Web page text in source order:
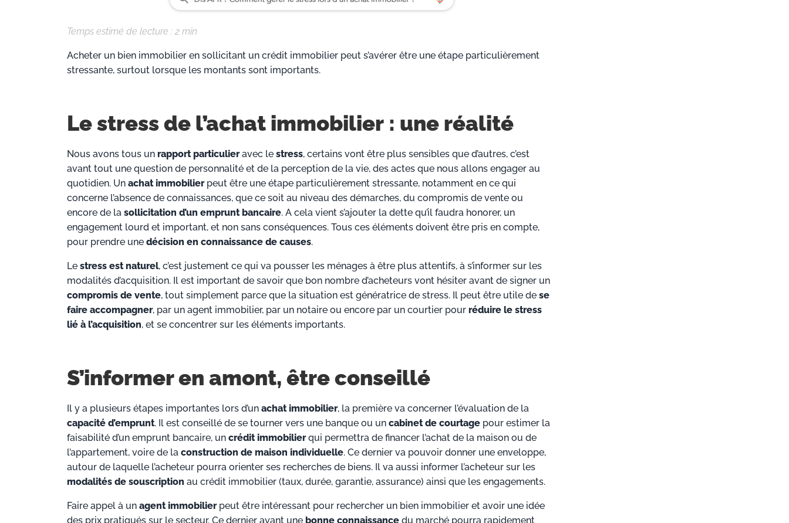
Temps estimé de lecture : 2 min
Acheter un bien immobilier en sollicitant un crédit immobilier peut s’avérer être une étape particulièrement
stressante, surtout lorsque les montants sont importants.
Le stress de l’achat immobilier : une réalité
Nous avons tous un rapport particulieravec le stress, certains vont être plus sensibles que d’autres, c’est
avant tout une question de personnalité et de la perception de la vie, des actes que nous allons engager au
quotidien. Un achat immobilierpeut être une étape particulièrement stressante, notamment en ce qui
concerne l’absence de connaissances, que ce soit au niveau des démarches, du compromis de vente ou
encore de la sollicitation d’un emprunt bancaire. A cela vient s’ajouter la dette qu’il faudra honorer, un
engagement lourd et important, et non sans conséquences. Tous ces éléments doivent être pris en compte,
pour prendre une décision en connaissance de causes.
Le stress est naturel, c’est justement ce qui va pousser les ménages à être plus attentifs, à s’informer sur les
modalités d’acquisition. Il est important de savoir que bon nombre d’acheteurs vont hésiter avant de signer un
compromis de vente, tout simplement parce que la situation est génératrice de stress. Il peut être utile de se
faire accompagner, par un agent immobilier, par un notaire ou encore par un courtier pour réduire le stress
lié à l’acquisition, et se concentrer sur les éléments importants.
S’informer en amont, être conseillé
Il y a plusieurs étapes importantes lors d’un achat immobilier, la première va concerner l’évaluation de la
capacité d’emprunt. Il est conseillé de se tourner vers une banque ou un cabinet de courtage pour estimer la
faisabilité d’un emprunt bancaire, un crédit immobilierqui permettra de financer l’achat de la maison ou de
l’appartement, voire de la construction de maison individuelle. Ce dernier va pouvoir donner une enveloppe,
autour de laquelle l’acheteur pourra orienter ses recherches de biens. Il va aussi informer l’acheteur sur les
modalités de souscription au crédit immobilier (taux, durée, garantie, assurance) ainsi que les engagements.
Faire appel à un agent immobilierpeut être intéressant pour rechercher un bien immobilier et avoir une idée
des prix pratiqués sur le secteur. Ce dernier ayant une bonne connaissance du marché pourra rapidement